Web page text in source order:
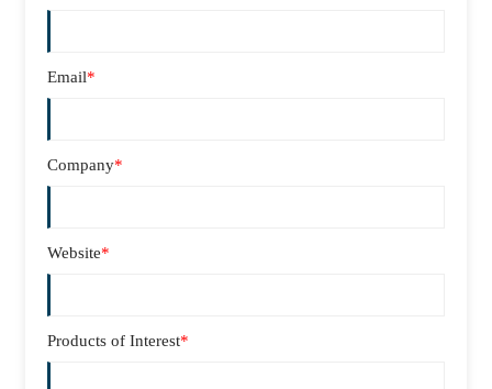
Email*
Company*
Website*
Products of Interest*